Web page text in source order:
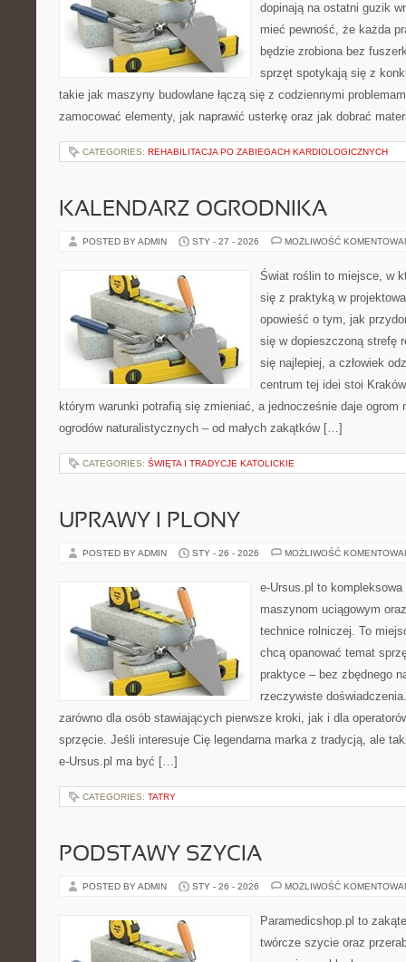
dopinają na ostatni guzik
mieć pewność, że każda
będzie zrobiona bez
sprzęt spotykają się z
takie jak maszyny budowlane łączą się z codziennymi
zamocować elementy, jak naprawić usterkę oraz jak dobrać
CATEGORIES: REHABILITACJA PO ZABIEGACH KARDIOLOGICZNYCH
KALENDARZ OGRODNIKA
POSTED BY ADMIN STY - 27 - 2026 MOŻLIWOŚĆ
Świat roślin to miejsce, w
się z praktyką w
opowieść o tym, jak
się w dopieszczoną strefę
się najlepiej, a człowiek
centrum tej idei stoi
którym warunki potrafią się zmieniać, a jednocześnie daje ogrom
ogrodów naturalistycznych – od małych zakątków […]
CATEGORIES: ŚWIĘTA I TRADYCJE KATOLICKIE
UPRAWY I PLONY
POSTED BY ADMIN STY - 26 - 2026 MOŻLIWOŚĆ
e-Ursus.pl to
maszynom uciągowym
technice rolniczej. To
chcą opanować temat
praktyce – bez zbędnego
rzeczywiste
zarówno dla osób stawiających pierwsze kroki, jak i dla
sprzęcie. Jeśli interesuje Cię legendarna marka z tradycją, ale
e-Ursus.pl ma być […]
CATEGORIES: TATRY
PODSTAWY SZYCIA
POSTED BY ADMIN STY - 26 - 2026 MOŻLIWOŚĆ
Paramedicshop.pl to
twórcze szycie oraz